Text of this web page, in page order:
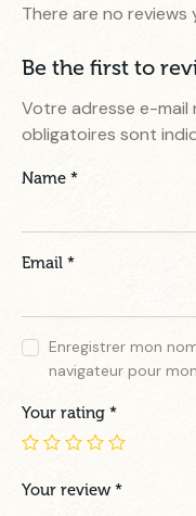
There are no reviews
Be the first to
Votre adresse e-mail
obligatoires sont
Name *
Email *
Enregistrer mon
navigateur pour
Your rating *
Your review*